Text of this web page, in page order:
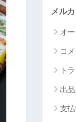
メルカ
オ
コ
ト
出
支